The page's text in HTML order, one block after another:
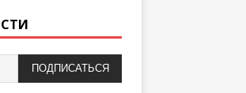
ПОДПИСАТЬСЯ